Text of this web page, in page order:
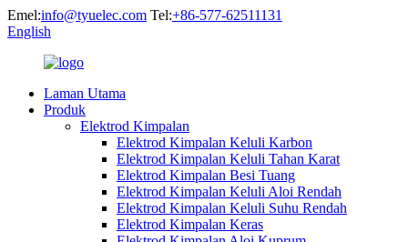
Emel:info@tyuelec.com Tel:+86-577-62511131
English
Laman Utama
Produk
Elektrod Kimpalan
Elektrod Kimpalan Keluli Karbon
Elektrod Kimpalan Keluli Tahan Karat
Elektrod Kimpalan Besi Tuang
Elektrod Kimpalan Keluli Aloi Rendah
Elektrod Kimpalan Keluli Suhu Rendah
Elektrod Kimpalan Keras